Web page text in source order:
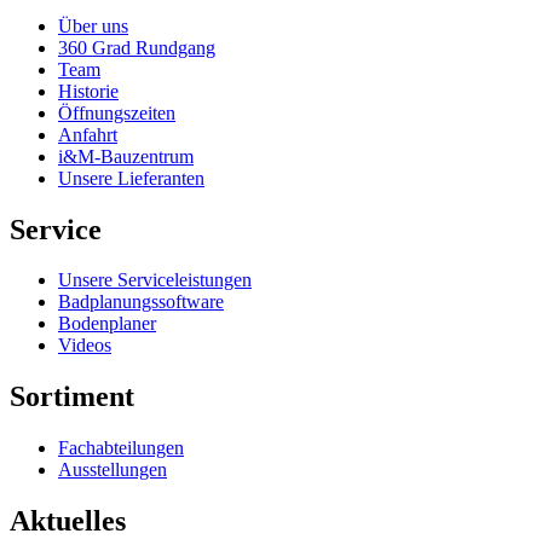
Über uns
360 Grad Rundgang
Team
Historie
Öffnungszeiten
Anfahrt
i&M-Bauzentrum
Unsere Lieferanten
Service
Unsere Serviceleistungen
Badplanungssoftware
Bodenplaner
Videos
Sortiment
Fachabteilungen
Ausstellungen
Aktuelles